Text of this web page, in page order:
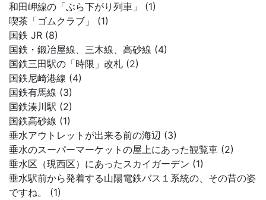
和田岬線の「ぶら下がり列車」 (1)
喫茶「ゴムクラブ」 (1)
国鉄 JR (8)
国鉄・鍛冶屋線、三木線、高砂線 (4)
国鉄三田駅の「時限」改札 (2)
国鉄尼崎港線 (4)
国鉄有馬線 (3)
国鉄湊川駅 (2)
国鉄高砂線 (1)
垂水アウトレットが出来る前の海辺 (3)
垂水のスーパーマーケットの屋上にあった観覧車 (2)
垂水区（現西区）にあったスカイガーデン (1)
垂水駅前から発着する山陽電鉄バス１系統の、その昔の姿
ですね。 (1)